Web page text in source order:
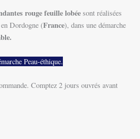
rouge feuille lobée sont réalisées
Dordogne (France), dans une démarche
Peau-éthique.
Comptez 2 jours ouvrés avant